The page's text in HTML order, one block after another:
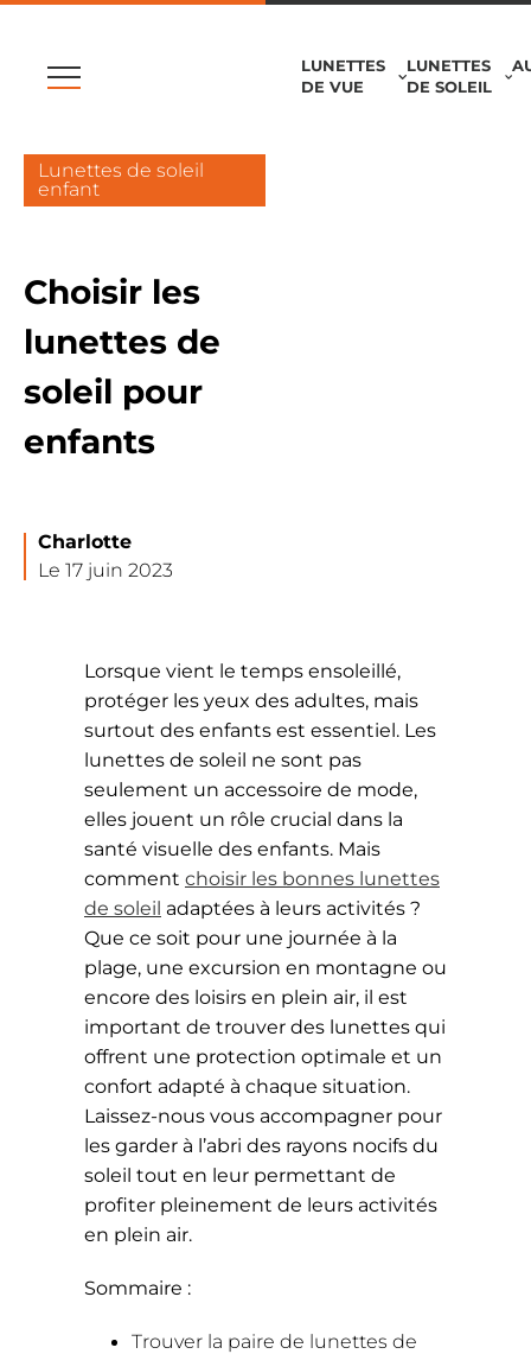
LUNETTES
DE VUE
LUNETTES
DE SOLEIL
Lunettes de soleil
enfant
Choisir les
lunettes de
soleil pour
enfants
Charlotte
Le 17 juin 2023
Lorsque vient le temps ensoleillé,
protéger les yeux des adultes, mais
surtout des enfants est essentiel. Les
lunettes de soleil ne sont pas
seulement un accessoire de mode,
elles jouent un rôle crucial dans la
santé visuelle des enfants. Mais
comment choisir les bonnes lunettes
de soleil adaptées à leurs activités ?
Que ce soit pour une journée à la
plage, une excursion en montagne ou
encore des loisirs en plein air, il est
important de trouver des lunettes qui
offrent une protection optimale et un
confort adapté à chaque situation.
Laissez-nous vous accompagner pour
les garder à l’abri des rayons nocifs du
soleil tout en leur permettant de
profiter pleinement de leurs activités
en plein air.
Sommaire :
Trouver la paire de lunettes de